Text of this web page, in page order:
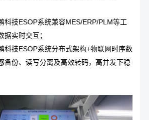
科技ESOP系统兼容MES/ERP/PLM等工
据实时交互；
科技ESOP系统分布式架构+物联网时序数
备份、读写分离及高效转码，高并发下稳